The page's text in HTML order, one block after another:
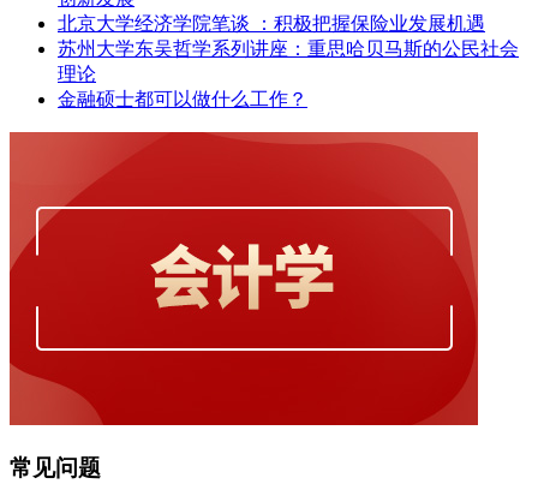
北京大学经济学院笔谈 ：积极把握保险业发展机遇
苏州大学东吴哲学系列讲座：重思哈贝马斯的公民社会
理论
金融硕士都可以做什么工作？
常见问题